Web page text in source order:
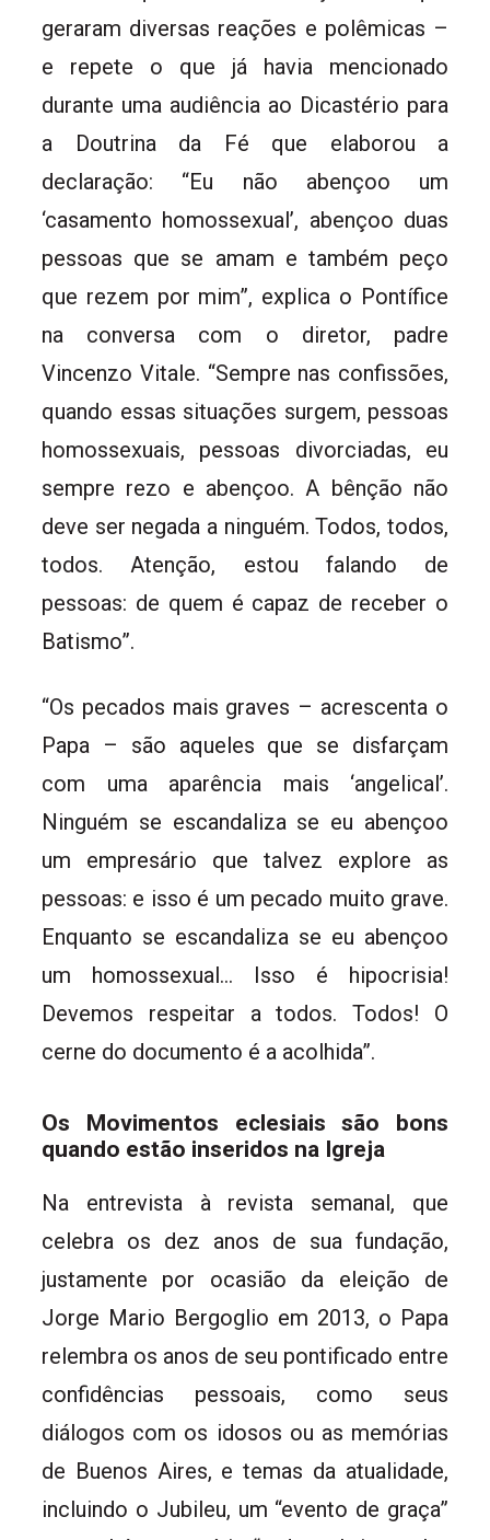
geraram diversas reações e polêmicas –
e repete o que já havia mencionado
durante uma audiência ao Dicastério para
a Doutrina da Fé que elaborou a
declaração: “Eu não abençoo um
‘casamento homossexual’, abençoo duas
pessoas que se amam e também peço
que rezem por mim”, explica o Pontífice
na conversa com o diretor, padre
Vincenzo Vitale. “Sempre nas confissões,
quando essas situações surgem, pessoas
homossexuais, pessoas divorciadas, eu
sempre rezo e abençoo. A bênção não
deve ser negada a ninguém. Todos, todos,
todos. Atenção, estou falando de
pessoas: de quem é capaz de receber o
Batismo”.
“Os pecados mais graves – acrescenta o
Papa – são aqueles que se disfarçam
com uma aparência mais ‘angelical’.
Ninguém se escandaliza se eu abençoo
um empresário que talvez explore as
pessoas: e isso é um pecado muito grave.
Enquanto se escandaliza se eu abençoo
um homossexual… Isso é hipocrisia!
Devemos respeitar a todos. Todos! O
cerne do documento é a acolhida”.
Os Movimentos eclesiais são bons
quando estão inseridos na Igreja
Na entrevista à revista semanal, que
celebra os dez anos de sua fundação,
justamente por ocasião da eleição de
Jorge Mario Bergoglio em 2013, o Papa
relembra os anos de seu pontificado entre
confidências pessoais, como seus
diálogos com os idosos ou as memórias
de Buenos Aires, e temas da atualidade,
incluindo o Jubileu, um “evento de graça”